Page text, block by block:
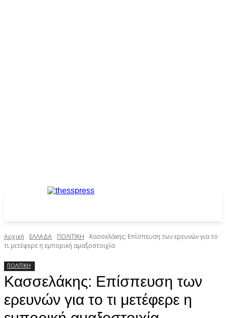
Αρχική ΕΛΛΑΔΑ ΠΟΛΙΤΙΚΗ
Κασσελάκης: Επίσπευση των ερευνών για το
τι μετέφερε η εμπορική αμαξοστοιχία
ΠΟΛΙΤΙΚΗ
Κασσελάκης: Επίσπευση των
ερευνών για το τι μετέφερε η